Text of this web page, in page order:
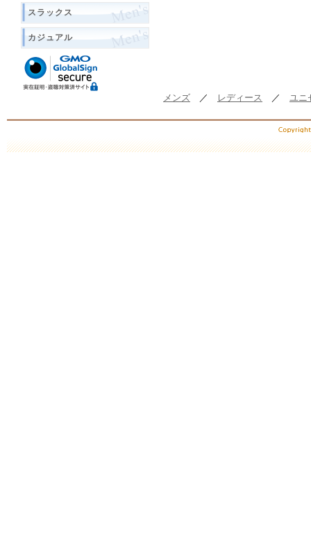
スラックス
カジュアル
メンズ ／ レディース ／ ユニ